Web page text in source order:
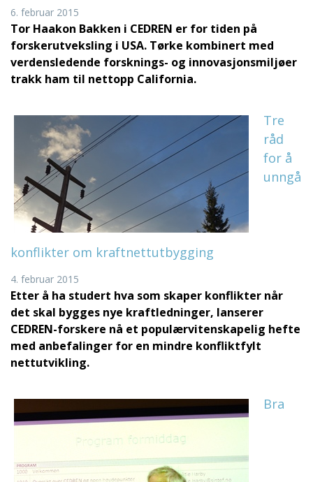
6. februar 2015
Tor Haakon Bakken i CEDREN er for tiden på
forskerutveksling i USA. Tørke kombinert med
verdensledende forsknings- og innovasjonsmiljøer
trakk ham til nettopp California.
Tre
råd
for å
unngå
konflikter om kraftnettutbygging
4. februar 2015
Etter å ha studert hva som skaper konflikter når
det skal bygges nye kraftledninger, lanserer
CEDREN-forskere nå et populærvitenskapelig hefte
med anbefalinger for en mindre konfliktfylt
nettutvikling.
Bra